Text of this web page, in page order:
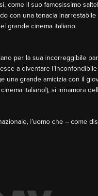
come il suo famosissimo
con una tenacia
grande cinema italiano.
per la sua incorreggibile
a diventare
una grande amicizia con il
italiano!), si innamora
l’uomo che – come